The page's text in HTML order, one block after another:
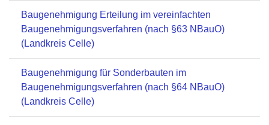
Baugenehmigung Erteilung im vereinfachten
Baugenehmigungsverfahren (nach §63 NBauO)
(Landkreis Celle)
Baugenehmigung für Sonderbauten im
Baugenehmigungsverfahren (nach §64 NBauO)
(Landkreis Celle)